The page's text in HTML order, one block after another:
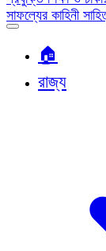
সাফল্যের কাহিনী
🏠︎
রাজ্য